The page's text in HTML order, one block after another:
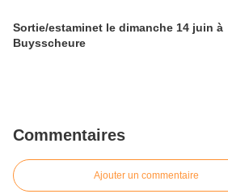
Sortie/estaminet le dimanche 14 juin à
Buysscheure
Commentaires
Ajouter un commentaire